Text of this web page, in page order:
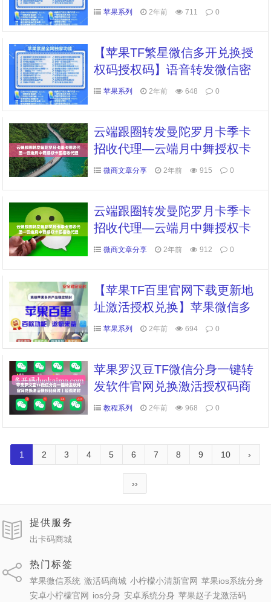
友微信锁钱包锁消息防撤回消
苹果系列 2年前 711 0
【苹果TF繁星微信多开兑换授
权码授权码】语音转发微信密
友微信锁钱包锁消息防撤回消
苹果系列 2年前 648 0
云端跟圈转发曼陀罗月卡季卡
招收代理—云端月中舞授权卡
密招收代理
微商文章分享 2年前 915 0
云端跟圈转发曼陀罗月卡季卡
招收代理—云端月中舞授权卡
密招收代理
微商文章分享 2年前 912 0
【苹果TF百里官网下载更新地
址激活授权兑换】苹果微信多
开分身虚拟定位全球穿越微信
苹果系列 2年前 694 0
苹果罗汉豆TF微信分身一键转
发软件官网兑换激活授权码商
城丨超强防封
教程系列 2年前 968 0
1 2 3 4 5 6 7 8 9 10 ›
››
提供服务
出卡码商城
热门标签
苹果微信系统 激活码商城 小柠檬小清新官网 苹果ios系统分身
安卓小柠檬官网 ios分身 安卓系统分身 苹果赵子龙激活码